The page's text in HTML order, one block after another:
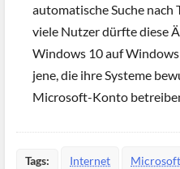
automatische Suche nach
viele Nutzer dürfte diese
Windows 10 auf
jene, die ihre Systeme
Microsoft-Konto
Tags: Internet Microsoft